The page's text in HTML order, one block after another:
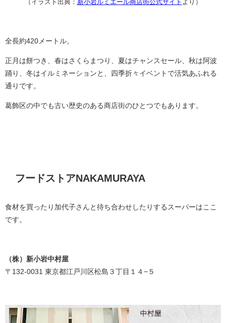
（イラスト出典： 新小岩ルミエール商店街公式サイト より）
全長約420メートル。
正月は餅つき、春はさくらまつり、夏はチャンスセール、 秋は阿波
踊り、冬はイルミネーションと、
四季折々イベントで活気あふれる
通りです。
葛飾区の中でも古い歴史のある商店街のひとつでもあります。
フードストアNAKAMURAYA
食材を買ったり加代子さんと待ち合わせしたりするスーパーはここ
です。
（株）新小岩中村屋
〒132-0031 東京都江戸川区松島３丁目１４−５